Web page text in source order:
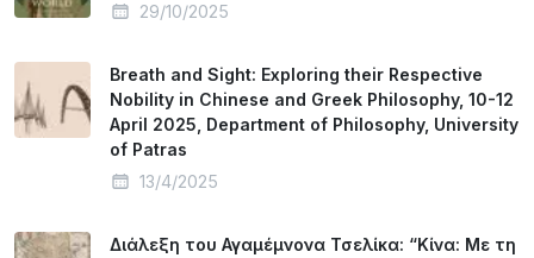
29/10/2025
Breath and Sight: Exploring their Respective
Nobility in Chinese and Greek Philosophy, 10-12
April 2025, Department of Philosophy, University
of Patras
13/4/2025
Διάλεξη του Αγαμέμνονα Τσελίκα: “Κίνα: Με τη